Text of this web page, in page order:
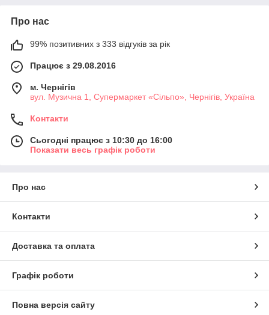
Про нас
99% позитивних з 333 відгуків за рік
Працює з 29.08.2016
м. Чернігів
вул. Музична 1, Супермаркет «Сільпо», Чернігів, Україна
Контакти
Сьогодні працює з 10:30 до 16:00
Показати весь графік роботи
Про нас
Контакти
Доставка та оплата
Графік роботи
Повна версія сайту